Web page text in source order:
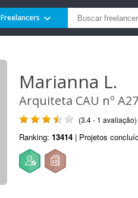
Freelancers
Marianna L.
Arquiteta CAU nº
(3.4 - 1 avaliação)
Ranking: 13414 | Projetos